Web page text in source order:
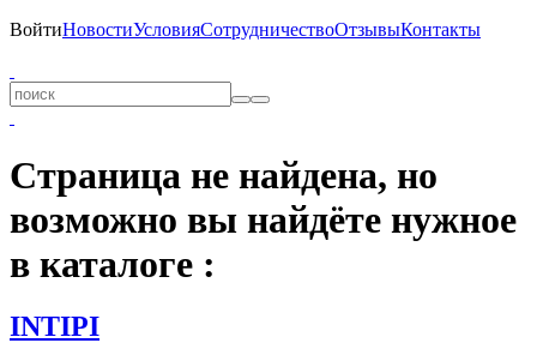
ВойтиНовостиУсловияСотрудничествоОтзывыКонтакты
Страница не найдена, но
возможно вы найдёте нужное
в каталоге :
INTIPI